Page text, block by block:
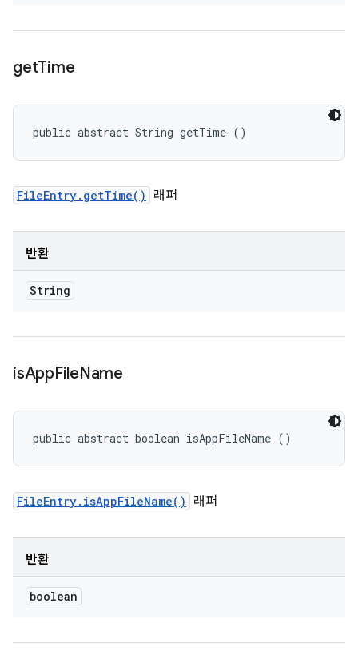
getTime
public abstract String getTime ()
FileEntry.getTime() 래퍼
반환
String
isAppFileName
public abstract boolean isAppFileName ()
FileEntry.isAppFileName() 래퍼
반환
boolean